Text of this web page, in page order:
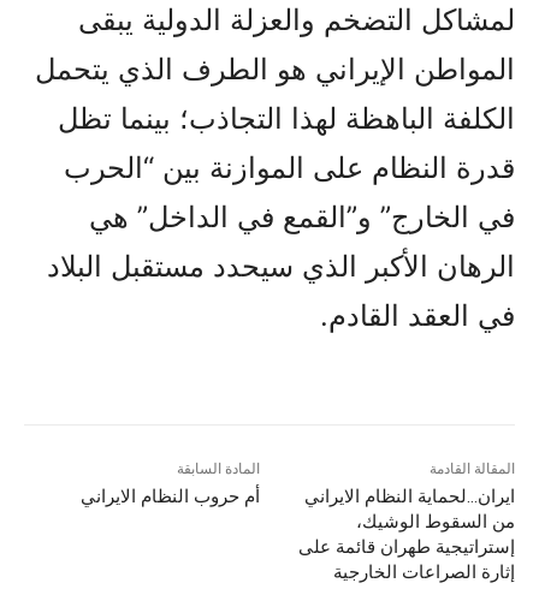
لمشاكل التضخم والعزلة الدولية يبقى
المواطن الإيراني هو الطرف الذي يتحمل
الكلفة الباهظة لهذا التجاذب؛ بينما تظل
قدرة النظام على الموازنة بين “الحرب
في الخارج” و”القمع في الداخل” هي
الرهان الأكبر الذي سيحدد مستقبل البلاد
في العقد القادم.
المادة السابقة
أم حروب النظام الايراني
المقالة القادمة
ایران…لحماية النظام الایراني
من السقوط الوشيك،
إستراتيجية طهران قائمة على
إثارة الصراعات الخارجية